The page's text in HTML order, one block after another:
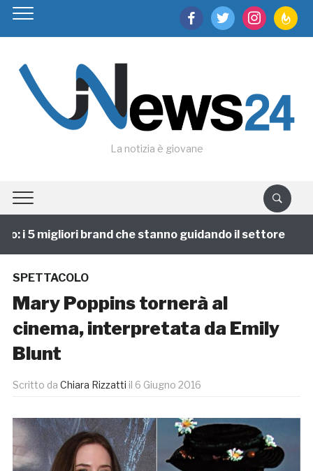
facebooktwitter instagram
La notizia è giovane
i 5 migliori brand che stanno guidando il settore
SPETTACOLO
Mary Poppins tornerà al
cinema, interpretata da Emily
Blunt
Scritto da Chiara Rizzatti il 6 Giugno 2016